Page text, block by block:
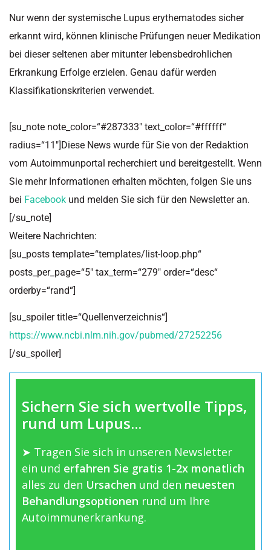
Nur wenn der systemische Lupus erythematodes sicher
erkannt wird, können klinische Prüfungen neuer Medikation
bei dieser seltenen aber mitunter lebensbedrohlichen
Erkrankung Erfolge erzielen. Genau dafür werden
Klassifikationskriterien verwendet.
[su_note note_color=“#287333″ text_color=“#ffffff“
radius=“11″]Diese News wurde für Sie von der Redaktion
vom Autoimmunportal recherchiert und bereitgestellt. Wenn
Sie mehr Informationen erhalten möchten, folgen Sie uns
bei Facebook und melden Sie sich für den Newsletter an.
[/su_note]
Weitere Nachrichten:
[su_posts template=“templates/list-loop.php“
posts_per_page=“5″ tax_term=“279″ order=“desc“
orderby=“rand“]
[su_spoiler title=“Quellenverzeichnis“]
https://www.ncbi.nlm.nih.gov/pubmed/27252256
[/su_spoiler]
Sichern Sie sich wertvolle Tipps,
rund um Lupus...
➤ Tragen Sie sich in unseren Newsletter
ein und erfahren Sie gratis 1-2x monatlich
alles zu den Ursachen und den neuesten
Behandlungsoptionen rund um Ihre
Autoimmunerkrankung.